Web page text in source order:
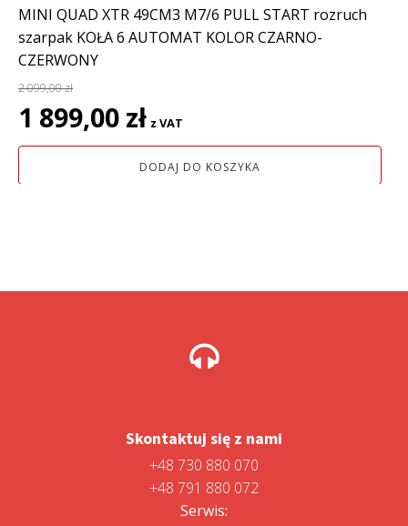
MINI QUAD XTR 49CM3 M7/6 PULL START rozruch
szarpak KOŁA 6 AUTOMAT KOLOR CZARNO-
CZERWONY
2 099,00zł
Pierwotna
cena
wynosiła:
1 899,00 zł cena
wynosi:
1
z VAT
DODAJ DO KOSZYKA
Skontaktuj się z nami
+48 730 880 070
+48 791 880 072
Serwis: